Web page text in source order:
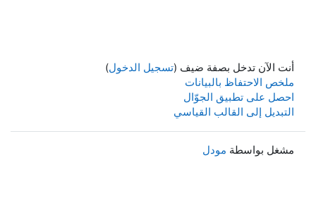
أنت الآن تدخل بصفة ضيف (تسجيل الدخول)
ملخص الاحتفاظ بالبيانات
احصل على تطبيق الجوّال
التبديل إلى القالب القياسي
مشغل بواسطة مودل